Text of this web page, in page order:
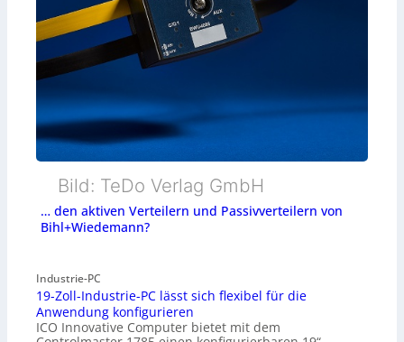
Bild: TeDo Verlag GmbH
… den aktiven Verteilern und Passivverteilern von
Bihl+Wiedemann?
Industrie-PC
19-Zoll-Industrie-PC lässt sich flexibel für die
Anwendung konfigurieren
ICO Innovative Computer bietet mit dem